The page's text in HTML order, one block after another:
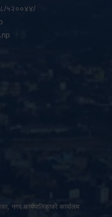
५२००४४/
नगर कार्यपालिकाको कार्यालय